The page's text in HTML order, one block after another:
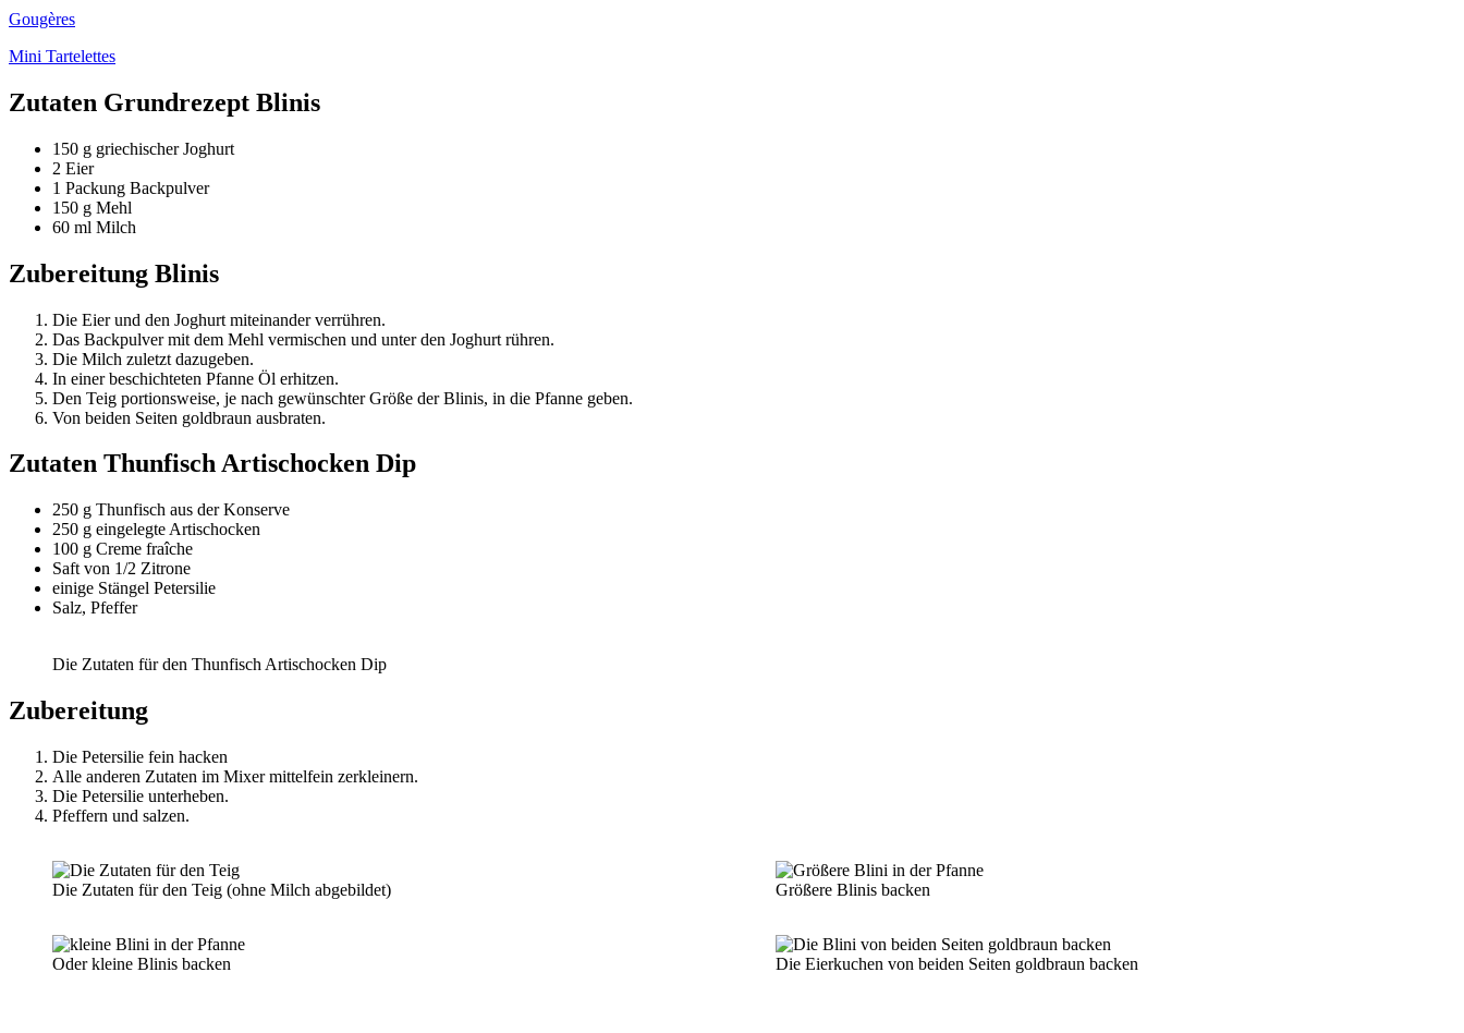
Gougères
Mini Tartelettes
Zutaten Grundrezept Blinis
150 g griechischer Joghurt
2 Eier
1 Packung Backpulver
150 g Mehl
60 ml Milch
Zubereitung Blinis
Die Eier und den Joghurt miteinander verrühren.
Das Backpulver mit dem Mehl vermischen und unter den Joghurt rühren.
Die Milch zuletzt dazugeben.
In einer beschichteten Pfanne Öl erhitzen.
Den Teig portionsweise, je nach gewünschter Größe der Blinis, in die Pfanne geben.
Von beiden Seiten goldbraun ausbraten.
Zutaten Thunfisch Artischocken Dip
250 g Thunfisch aus der Konserve
250 g eingelegte Artischocken
100 g Creme fraîche
Saft von 1/2 Zitrone
einige Stängel Petersilie
Salz, Pfeffer
Die Zutaten für den Thunfisch Artischocken Dip
Zubereitung
Die Petersilie fein hacken
Alle anderen Zutaten im Mixer mittelfein zerkleinern.
Die Petersilie unterheben.
Pfeffern und salzen.
Die Zutaten für den Teig (ohne Milch abgebildet) Größere Blinis backen
Oder kleine Blinis backen Die Eierkuchen von beiden Seiten goldbraun backen